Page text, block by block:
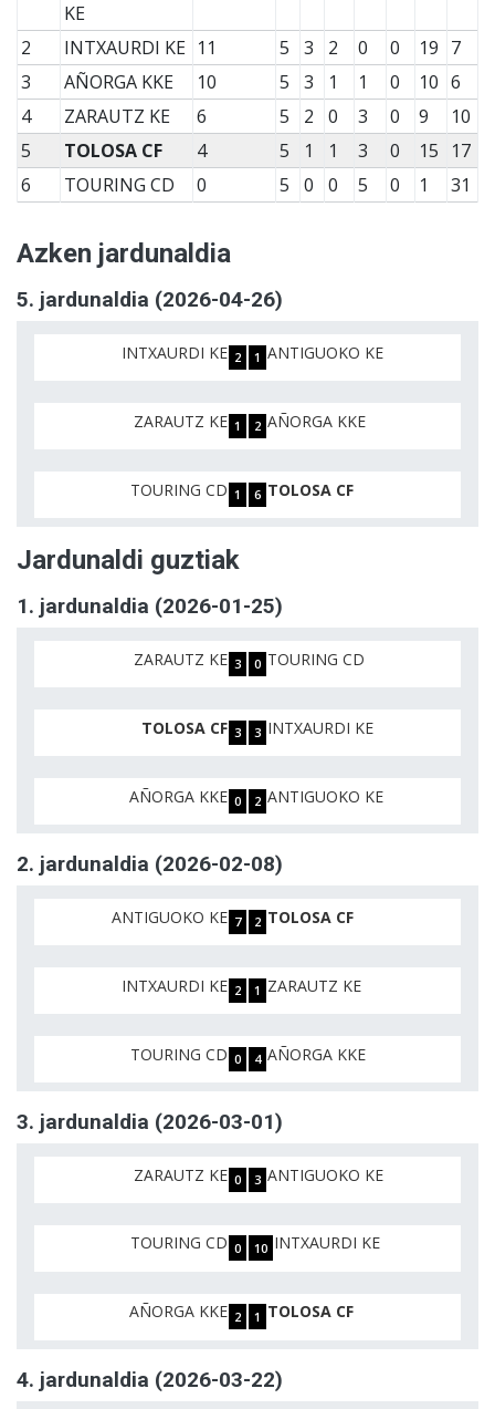
KE
2 INTXAURDI KE 11 5 3 2 0 0 19 7
3
AÑORGA KKE 10 5 3 1 1 0 10 6
4
ZARAUTZ KE 6 5 2 0 3 0 9
10
5
TOLOSA CF 4 5 1 1 3 0 15
17
6
TOURING CD 0 5 0 0 5 0 1 31
Azken jardunaldia
5. jardunaldia (2026-04-26)
INTXAURDI KE 2 1 ANTIGUOKO KE
ZARAUTZ KE 1 2 AÑORGA KKE
TOURING CD 1 6 TOLOSA CF
Jardunaldi guztiak
1. jardunaldia (2026-01-25)
ZARAUTZ KE 3 0 TOURING CD
TOLOSA CF 3 3 INTXAURDI KE
AÑORGA KKE 0 2 ANTIGUOKO KE
2. jardunaldia (2026-02-08)
ANTIGUOKO KE 7 2 TOLOSA CF
INTXAURDI KE 2 1 ZARAUTZ KE
TOURING CD 0 4 AÑORGA KKE
3. jardunaldia (2026-03-01)
ZARAUTZ KE 0 3 ANTIGUOKO KE
TOURING CD 0 10 INTXAURDI KE
AÑORGA KKE 2 1 TOLOSA CF
4. jardunaldia (2026-03-22)